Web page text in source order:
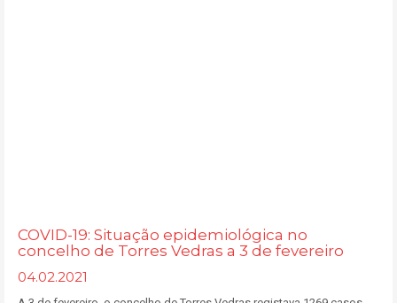
COVID-19: Situação epidemiológica no
concelho de Torres Vedras a 3 de fevereiro
04.02.2021